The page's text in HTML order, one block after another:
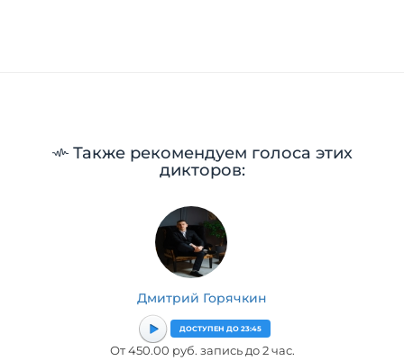
Также рекомендуем голоса этих
дикторов:
Дмитрий Горячкин
ДОСТУПЕН ДО 23:45
От 450.00 руб. запись до 2 час.